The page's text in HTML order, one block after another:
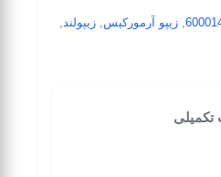
زیپو آرمورکیس زیپولند
تکمیلی